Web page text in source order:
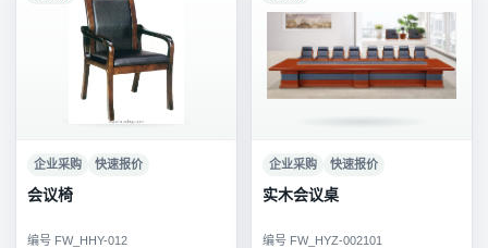
企业采购 快速报价
会议椅
编号 FW_HHY-012
企业采购 快速报价
实木会议桌
编号 FW_HYZ-002101